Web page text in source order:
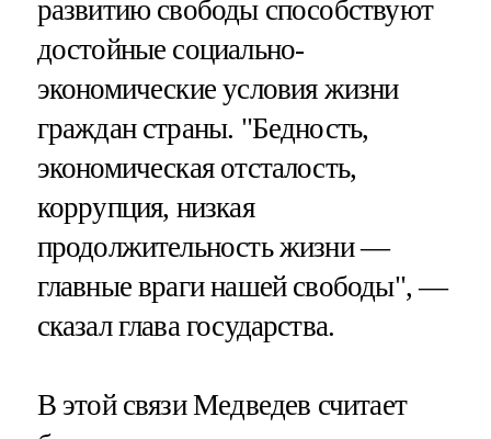
развитию свободы способствуют
достойные социально-
экономические условия жизни
граждан страны. "Бедность,
экономическая отсталость,
коррупция, низкая
продолжительность жизни —
главные враги нашей свободы", —
сказал глава государства.
В этой связи Медведев считает